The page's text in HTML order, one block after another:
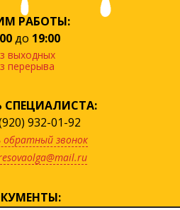
РАБОТЫ:
до 19:00
выходных
перерыва
932-01-92
обратный звонок